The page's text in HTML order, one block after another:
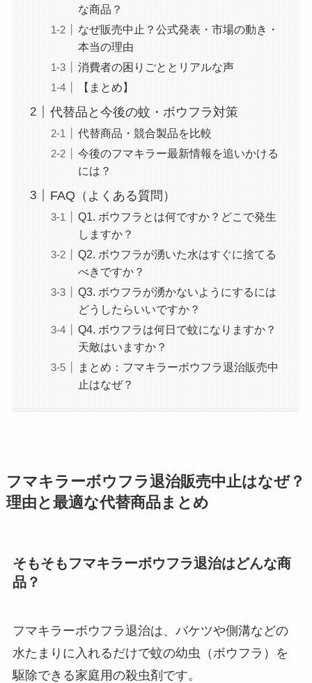
な商品？
なぜ販売中止？公式発表・市場の動き・
本当の理由
消費者の困りごととリアルな声
【まとめ】
代替品と今後の蚊・ボウフラ対策
代替商品・競合製品を比較
今後のフマキラー最新情報を追いかける
には？
FAQ（よくある質問）
Q1. ボウフラとは何ですか？どこで発生
しますか？
Q2. ボウフラが湧いた水はすぐに捨てる
べきですか？
Q3. ボウフラが湧かないようにするには
どうしたらいいですか？
Q4. ボウフラは何日で蚊になりますか？
天敵はいますか？
まとめ：フマキラーボウフラ退治販売中
止はなぜ？
フマキラーボウフラ退治販売中止はなぜ？
理由と最適な代替商品まとめ
そもそもフマキラーボウフラ退治はどんな商
品？
フマキラーボウフラ退治は、バケツや側溝などの
水たまりに入れるだけで蚊の幼虫（ボウフラ）を
駆除できる家庭用の殺虫剤です。